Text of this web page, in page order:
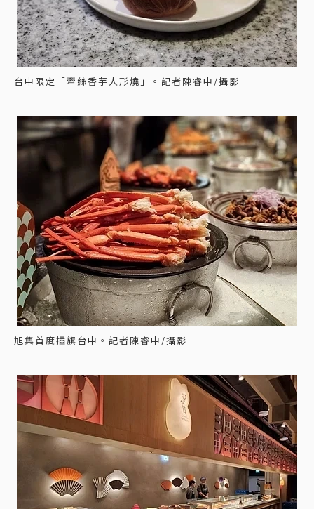
台中限定「牽絲香芋人形燒」。記者陳睿中/攝影
旭集首度插旗台中。記者陳睿中/攝影